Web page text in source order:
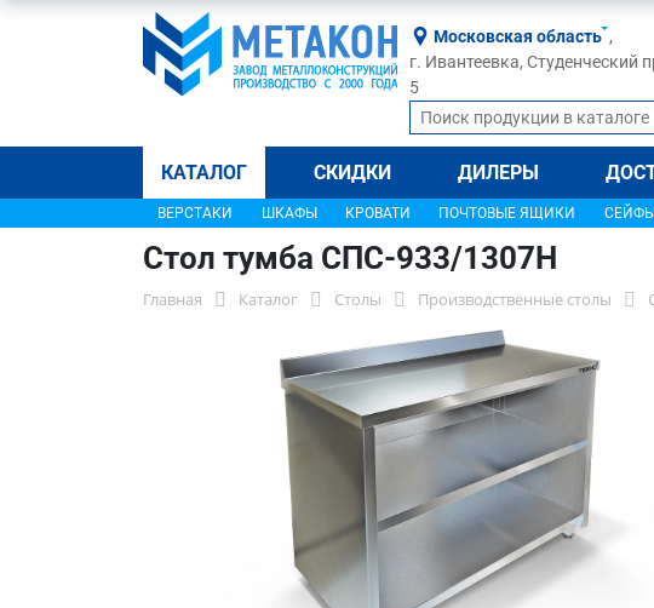
Московская область ,
г. Ивантеевка, Студенческий
5
КАТАЛОГ СКИДКИ ДИЛЕРЫ
ВЕРСТАКИ ШКАФЫ КРОВАТИ ПОЧТОВЫЕ ЯЩИКИ СЕЙФЫ
Стол тумба СПС-933/1307Н
Главная Каталог Столы Производственные столы